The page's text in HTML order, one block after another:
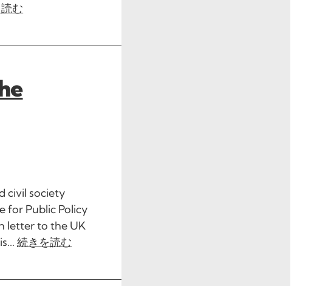
む
civil society
for Public Policy
letter to the UK
続きを読む